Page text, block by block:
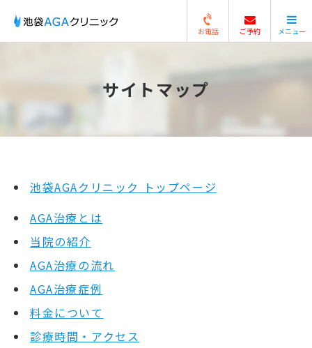
お電話 ご予約 メニュー
閉じる
サイトマップ
池袋AGAクリニック トップページ
AGA治療とは
当院の紹介
AGA治療の流れ
AGA治療症例
料金について
診療時間・アクセス